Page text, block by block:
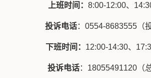
上班时间： 8:00-12:00、
投诉电话：0554-8683555（
下班时间： 12:00-14:30、
投诉电话：18055491120（